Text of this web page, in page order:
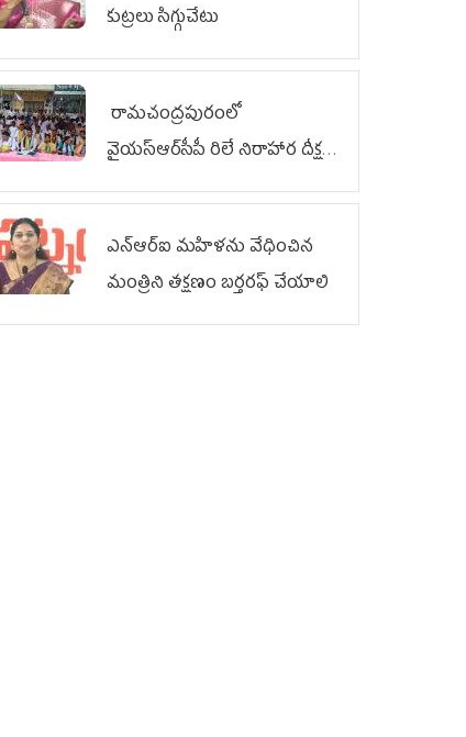
కుట్రలు సిగ్గుచేటు
రామచంద్రపురంలో
వైయ‌స్ఆర్‌సీపీ రిలే నిరాహార దీక్షలు
ఎన్ఆర్ఐ మహిళను వేధించిన
మంత్రిని త‌క్ష‌ణం బ‌ర్త‌ర‌ఫ్ చేయాలి